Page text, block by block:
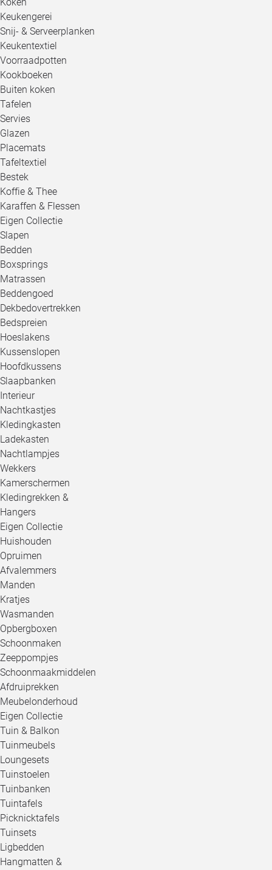
Keukengerei
Snij- & Serveerplanken
Keukentextiel
Voorraadpotten
Kookboeken
Buiten koken
Tafelen
Servies
Glazen
Placemats
Tafeltextiel
Bestek
Koffie & Thee
Karaffen & Flessen
Eigen Collectie
Slapen
Bedden
Boxsprings
Matrassen
Beddengoed
Dekbedovertrekken
Bedspreien
Hoeslakens
Kussenslopen
Hoofdkussens
Slaapbanken
Interieur
Nachtkastjes
Kledingkasten
Ladekasten
Nachtlampjes
Wekkers
Kamerschermen
Kledingrekken &
Hangers
Eigen Collectie
Huishouden
Opruimen
Afvalemmers
Manden
Kratjes
Wasmanden
Opbergboxen
Schoonmaken
Zeeppompjes
Schoonmaakmiddelen
Afdruiprekken
Meubelonderhoud
Eigen Collectie
Tuin & Balkon
Tuinmeubels
Loungesets
Tuinstoelen
Tuinbanken
Tuintafels
Picknicktafels
Tuinsets
Ligbedden
Hangmatten &